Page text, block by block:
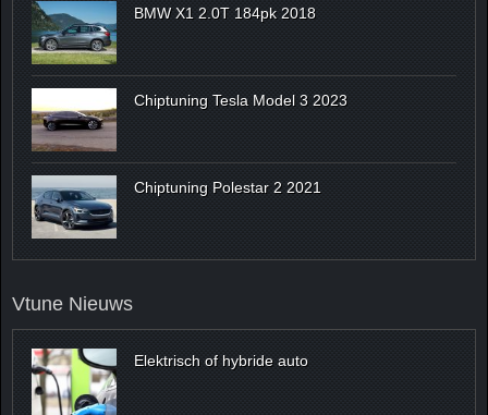
BMW X1 2.0T 184pk 2018
Chiptuning Tesla Model 3 2023
Chiptuning Polestar 2 2021
Vtune Nieuws
Elektrisch of hybride auto